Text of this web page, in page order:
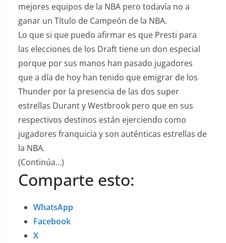
mejores equipos de la NBA pero todavía no a
ganar un Título de Campeón de la NBA.
Lo que si que puedo afirmar es que Presti para
las elecciones de los Draft tiene un don especial
porque por sus manos han pasado jugadores
que a día de hoy han tenido que emigrar de los
Thunder por la presencia de las dos super
estrellas Durant y Westbrook pero que en sus
respectivos destinos están ejerciendo como
jugadores franquicia y son auténticas estrellas de
la NBA.
(Continúa…)
Comparte esto:
WhatsApp
Facebook
X